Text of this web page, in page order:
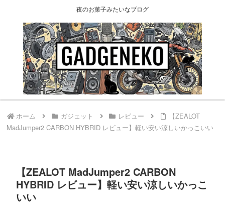
夜のお菓子みたいなブログ
ホーム ガジェット レビュー
【ZEALOT
MadJumper2 CARBON HYBRID レビュー】軽い安い涼しいかっこいい
【ZEALOT MadJumper2 CARBON
HYBRID レビュー】軽い安い涼しいかっこ
いい